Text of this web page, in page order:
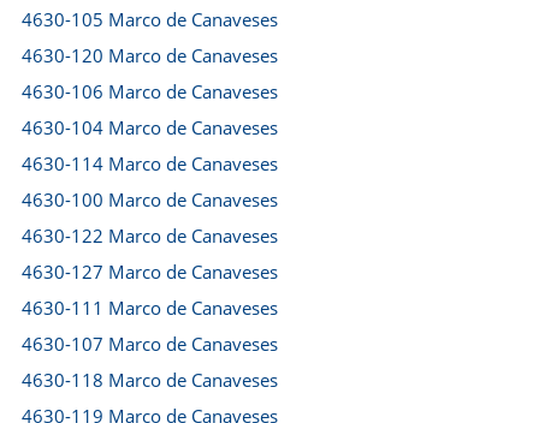
4630-105 Marco de Canaveses
4630-120 Marco de Canaveses
4630-106 Marco de Canaveses
4630-104 Marco de Canaveses
4630-114 Marco de Canaveses
4630-100 Marco de Canaveses
4630-122 Marco de Canaveses
4630-127 Marco de Canaveses
4630-111 Marco de Canaveses
4630-107 Marco de Canaveses
4630-118 Marco de Canaveses
4630-119 Marco de Canaveses